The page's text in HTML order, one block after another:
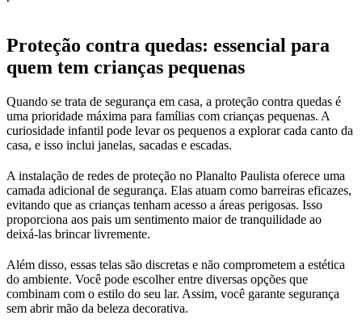
Proteção contra quedas: essencial para
quem tem crianças pequenas
Quando se trata de segurança em casa, a proteção contra quedas é
uma prioridade máxima para famílias com crianças pequenas. A
curiosidade infantil pode levar os pequenos a explorar cada canto da
casa, e isso inclui janelas, sacadas e escadas.
A instalação de redes de proteção no Planalto Paulista oferece uma
camada adicional de segurança. Elas atuam como barreiras eficazes,
evitando que as crianças tenham acesso a áreas perigosas. Isso
proporciona aos pais um sentimento maior de tranquilidade ao
deixá-las brincar livremente.
Além disso, essas telas são discretas e não comprometem a estética
do ambiente. Você pode escolher entre diversas opções que
combinam com o estilo do seu lar. Assim, você garante segurança
sem abrir mão da beleza decorativa.